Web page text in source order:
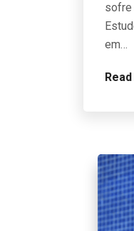
sofre
em…